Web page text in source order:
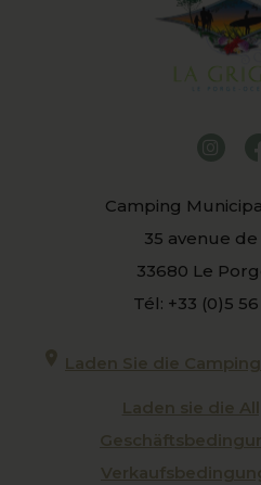
Camping
35 avenue de
33680 Le
Tél: +33 (0)5
Laden Sie die
Laden sie die